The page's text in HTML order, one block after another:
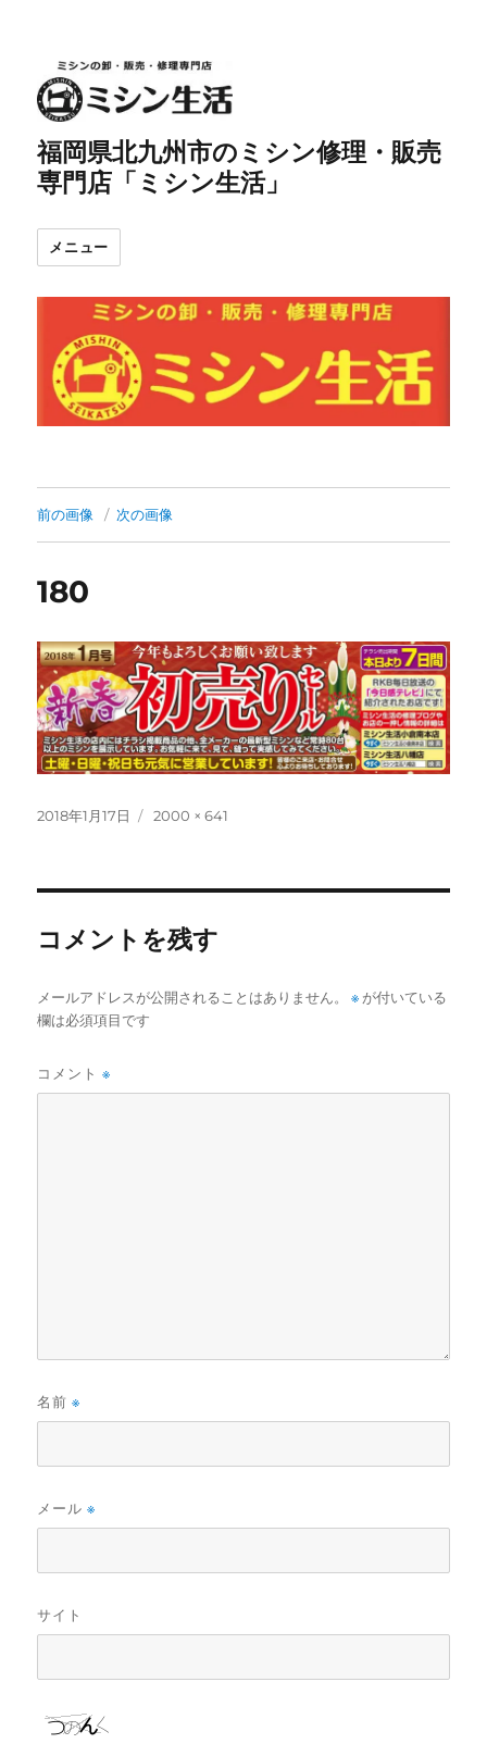
福岡県北九州市のミシン修理・販売
専門店「ミシン生活」
メニュー
前の画像 次の画像
180
投
2018年1月17日
フ
2000 × 641
コメントを残す
メールアドレスが公開されることはありません。 ※ が付いている
欄は必須項目です
コメント※
名前※
メール※
サイト